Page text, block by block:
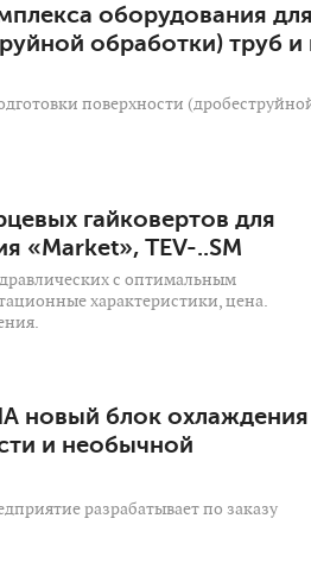
оборудования для
обработки) труб и
поверхности
гайковертов для
«Market», TEV-..SM
с оптимальным
характеристики, цена.
новый блок охлаждения
и необычной
разрабатывает по заказу